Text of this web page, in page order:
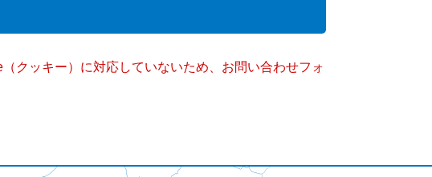
クッキー）に対応していないため、お問い合わせフォ